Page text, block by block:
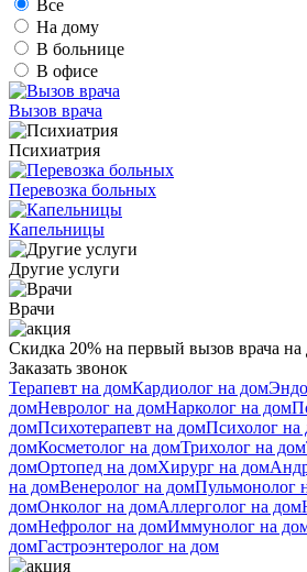
Все
На дому
В больнице
В офисе
Вызов врача
Психиатрия
Перевозка больных
Капельницы
Другие услуги
Врачи
Скидка 20% на первый вызов врача на
Заказать звонок
Терапевт на домКардиолог на дом
домНевролог на домНарколог на дом
домПсихотерапевт на домПсихолог на
домКосметолог на домТрихолог на дом
домОртопед на домХирург на дом
на домВенеролог на домПульмонолог
домОнколог на домАллерголог на дом
домНефролог на домИммунолог на
домГастроэнтеролог на дом